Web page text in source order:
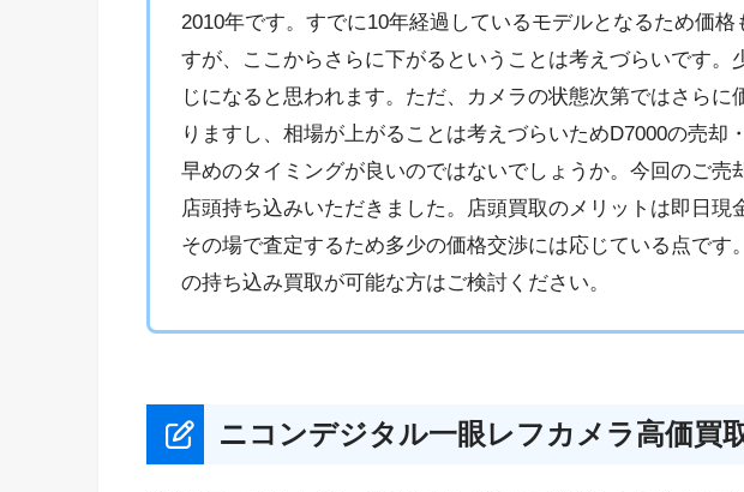
2010年です。すでに10年経過しているモデルとなるため価格
すが、ここからさらに下がるということは考えづらいです。
じになると思われます。ただ、カメラの状態次第ではさらに
りますし、相場が上がることは考えづらいためD7000の売却
早めのタイミングが良いのではないでしょうか。今回のご売
店頭持ち込みいただきました。店頭買取のメリットは即日現
その場で査定するため多少の価格交渉には応じている点です
の持ち込み買取が可能な方はご検討ください。
ニコンデジタル一眼レフカメラ高価買